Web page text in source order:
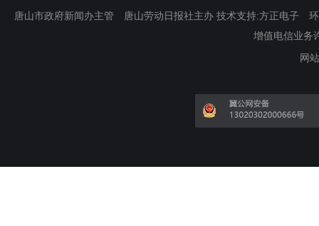
唐山市政府新闻办主管 唐山劳动日报社主办 技术支持:方正电子
增值电信业务
网